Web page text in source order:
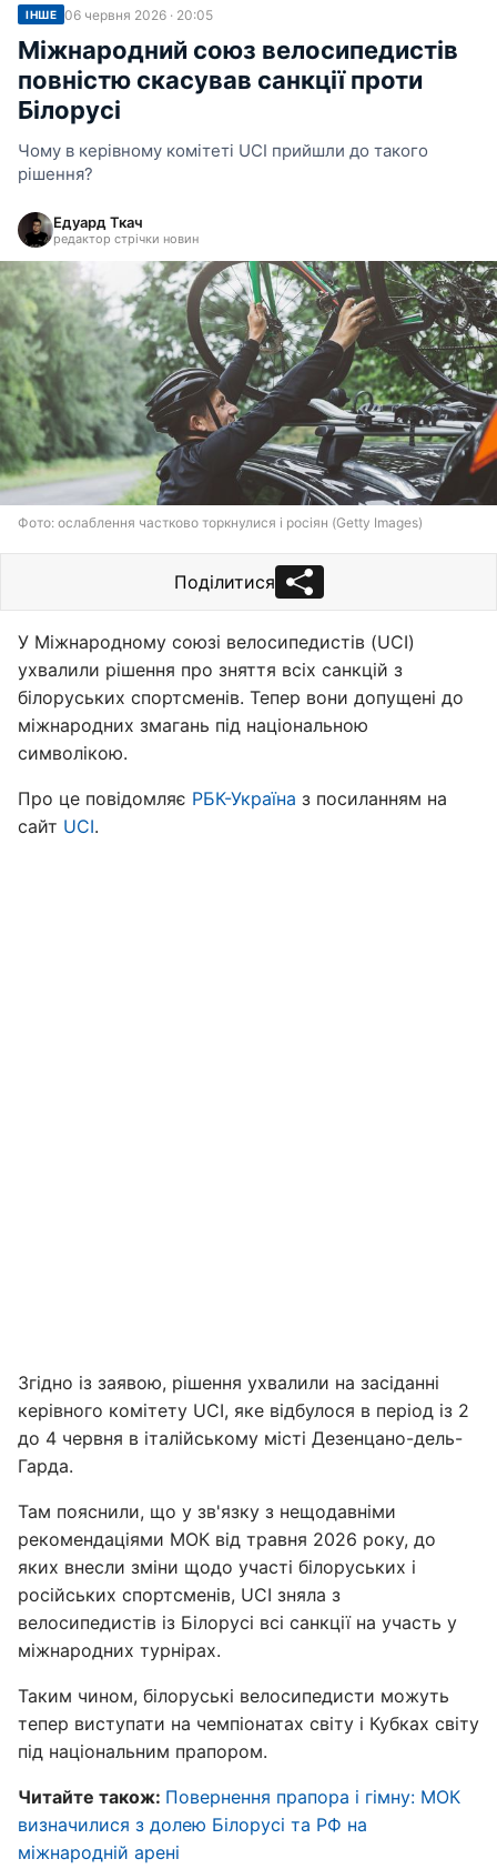
ІНШЕ 06 червня 2026 · 20:05
Міжнародний союз велосипедистів
повністю скасував санкції проти
Білорусі
Чому в керівному комітеті UCI прийшли до такого
рішення?
Едуард Ткач
редактор стрічки новин
Фото: ослаблення частково торкнулися і росіян (Getty Images)
Поділитися
У Міжнародному союзі велосипедистів (UCI)
ухвалили рішення про зняття всіх санкцій з
білоруських спортсменів. Тепер вони допущені до
міжнародних змагань під національною
символікою.
Про це повідомляє РБК-Україна з посиланням на
сайт UCI.
Згідно із заявою, рішення ухвалили на засіданні
керівного комітету UCI, яке відбулося в період із 2
до 4 червня в італійському місті Дезенцано-дель-
Гарда.
Там пояснили, що у зв'язку з нещодавніми
рекомендаціями МОК від травня 2026 року, до
яких внесли зміни щодо участі білоруських і
російських спортсменів, UCI зняла з
велосипедистів із Білорусі всі санкції на участь у
міжнародних турнірах.
Таким чином, білоруські велосипедисти можуть
тепер виступати на чемпіонатах світу і Кубках світу
під національним прапором.
Читайте також: Повернення прапора і гімну: МОК
визначилися з долею Білорусі та РФ на
міжнародній арені